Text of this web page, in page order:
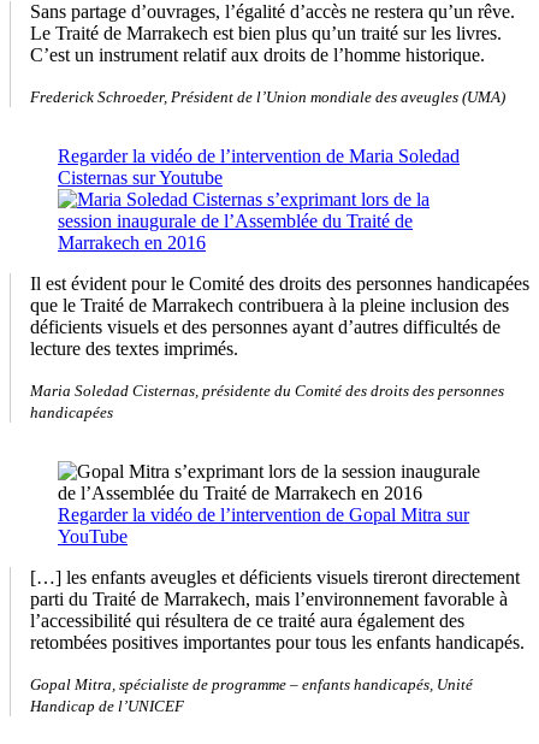
Sans partage d’ouvrages, l’égalité d’accès ne restera qu’un rêve.
Le Traité de Marrakech est bien plus qu’un traité sur les livres.
C’est un instrument relatif aux droits de l’homme historique.
Frederick Schroeder, Président de l’Union mondiale des aveugles (UMA)
Regarder la vidéo de l’intervention de Maria Soledad
Cisternas sur Youtube
Il est évident pour le Comité des droits des personnes handicapées
que le Traité de Marrakech contribuera à la pleine inclusion des
déficients visuels et des personnes ayant d’autres difficultés de
lecture des textes imprimés.
Maria Soledad Cisternas, présidente du Comité des droits des personnes
handicapées
Regarder la vidéo de l’intervention de Gopal Mitra sur
YouTube
[…] les enfants aveugles et déficients visuels tireront directement
parti du Traité de Marrakech, mais l’environnement favorable à
l’accessibilité qui résultera de ce traité aura également des
retombées positives importantes pour tous les enfants handicapés.
Gopal Mitra, spécialiste de programme – enfants handicapés, Unité
Handicap de l’UNICEF